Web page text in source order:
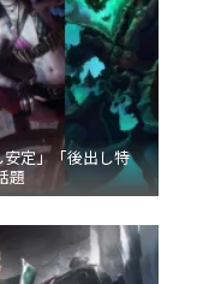
安定」「後出し特
題